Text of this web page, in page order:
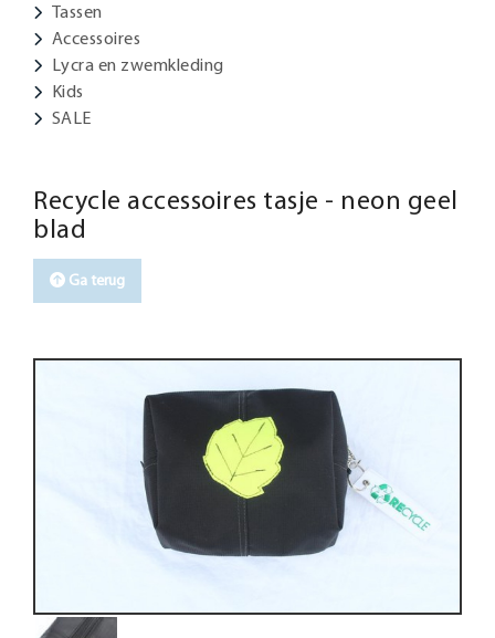
Tassen
Accessoires
Lycra en zwemkleding
Kids
SALE
Recycle accessoires tasje - neon geel
blad
Ga terug